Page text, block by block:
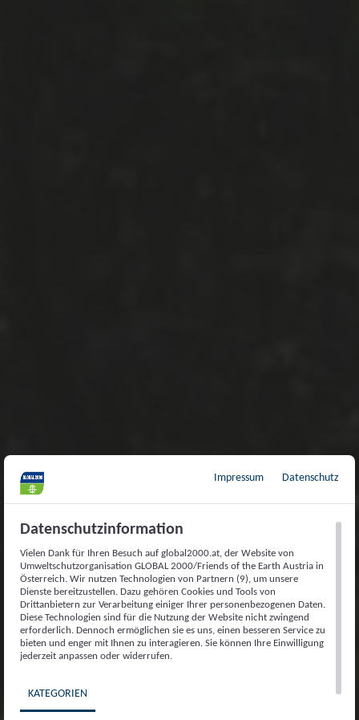
Impressum Datenschutz
Datenschutzinformation
Vielen Dank für Ihren Besuch auf global2000.at, der Website von
Umweltschutzorganisation GLOBAL 2000/Friends of the Earth Austria in
Österreich. Wir nutzen Technologien von Partnern (9), um unsere
Dienste bereitzustellen. Dazu gehören Cookies und Tools von
Drittanbietern zur Verarbeitung einiger Ihrer personenbezogenen Daten.
Diese Technologien sind für die Nutzung der Website nicht zwingend
erforderlich. Dennoch ermöglichen sie es uns, einen besseren Service zu
bieten und enger mit Ihnen zu interagieren. Sie können Ihre Einwilligung
jederzeit anpassen oder widerrufen.
KATEGORIEN